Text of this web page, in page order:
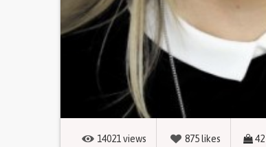
14021 views 875 likes 42